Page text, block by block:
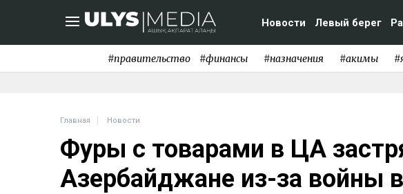
Новости Левый берег
#правительство #финансы #назначения #акимы
Главная Новости
Фуры с товарами в ЦА
Азербайджане из-за войны